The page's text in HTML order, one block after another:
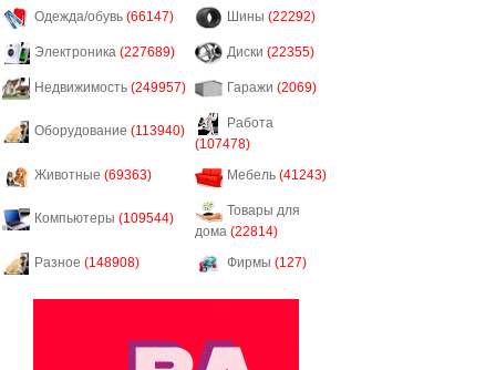
Одежда/обувь (66147) Шины (22292)
Электроника (227689) Диски (22355)
Недвижимость (249957) Гаражи (2069)
Оборудование (113940)
Работа
(107478)
Животные (69363) Мебель (41243)
Компьютеры (109544)
Товары для
дома (22814)
Разное (148908) Фирмы (127)